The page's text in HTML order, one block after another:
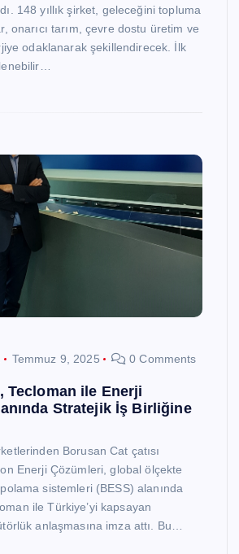
148 yıllık şirket, geleceğini topluma
onarıcı tarım, çevre dostu üretim ve
odaklanarak şekillendirecek. İlk
Temmuz 9, 2025 0 Comments
Tecloman ile Enerji
Stratejik İş Birliğine
Borusan Cat çatısı
Enerji Çözümleri, global ölçekte
sistemleri (BESS) alanında
ile Türkiye’yi kapsayan
anlaşmasına imza attı. Bu…